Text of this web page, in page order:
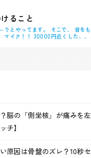
ること
りとやってます。 そこで、 音を
マイク！！ 30000円近くした、
脳の「側坐核」が痛みを
チ】
原因は骨盤のズレ？10秒